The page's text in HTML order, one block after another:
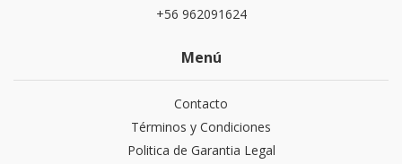
+56 962091624
Menú
Contacto
Términos y Condiciones
Politica de Garantia Legal